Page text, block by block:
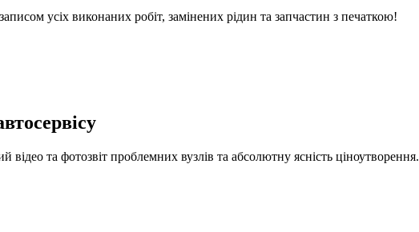
усіх виконаних робіт, замінених рідин та запчастин з печаткою!
та фотозвіт проблемних вузлів та абсолютну ясність ціноутворення.